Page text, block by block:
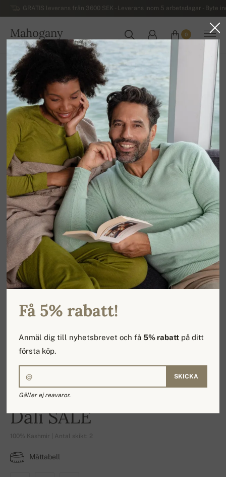
GRATIS leverans från 3600 SEK - Leverans inom 5 arbetsdagar - Byte
Mahogany
SVERIGE
0
Hem
-15%
Dali SALE
100% Kashmir | Antal skikt: 2
Måttabell
Få 5% rabatt!
Anmäl dig till nyhetsbrevet och få5% rabatt på ditt
första köp.
SKICKA
Gäller ej reavaror.